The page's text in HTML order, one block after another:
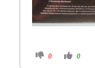
C 0
C 0